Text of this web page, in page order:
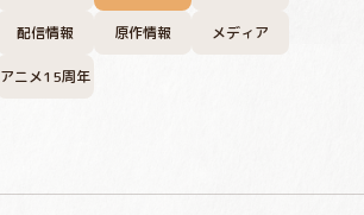
配信情報 原作情報 メディア
アニメ15周年